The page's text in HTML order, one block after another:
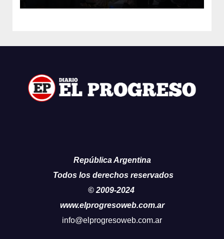
República Argentina
Todos los derechos reservados
© 2009-2024
www.elprogresoweb.com.ar
info@elprogresoweb.com.ar